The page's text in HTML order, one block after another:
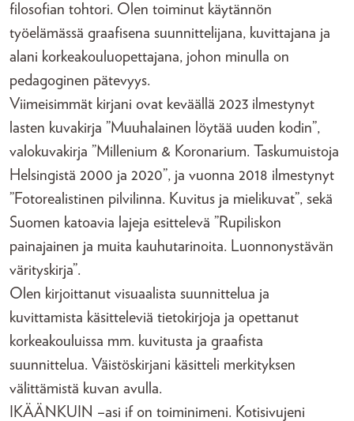
filosofian tohtori. Olen toiminut käytännön
työelämässä graafisena suunnittelijana, kuvittajana ja
alani korkeakoulu­­opettajana, johon minulla on
pedagoginen pätevyys.
Viimeisimmät kirjani ovat keväällä 2023 ilmestynyt
lasten kuvakirja ”Muuhalainen löytää uuden kodin”,
valokuvakirja ”Millenium & Koronarium. Taskumuistoja
Helsingistä 2000 ja 2020”, ja vuonna 2018 ilmestynyt
”Fotorealistinen pilvilinna. Kuvitus ja mielikuvat”, sekä
Suomen katoavia lajeja esittelevä ”Rupiliskon
painajainen ja muita kauhutarinoita. Luonnonystävän
värityskirja”.
Olen kirjoittanut visuaalista suunnittelua ja
kuvittamista käsitteleviä tietokirjoja ja opettanut
korkeakouluissa mm. kuvitusta ja graafista
suunnittelua. Väistöskirjani käsitteli merkityksen
välittämistä kuvan avulla.
IKÄÄNKUIN –asi if on toiminimeni. Kotisivujeni